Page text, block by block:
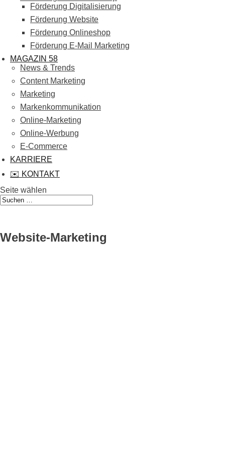
Förderung Digitalisierung
Förderung Website
Förderung Onlineshop
Förderung E-Mail Marketing
MAGAZIN 58
News & Trends
Content Marketing
Marketing
Markenkommunikation
Online-Marketing
Online-Werbung
E-Commerce
KARRIERE
✉️ KONTAKT
Seite wählen
Website-Marketing